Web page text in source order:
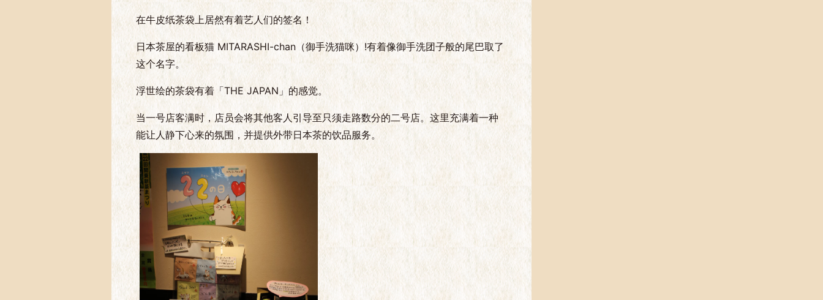
在牛皮纸茶袋上居然有着艺人们的签名！
日本茶屋的看板猫 MITARASHI-chan（御手洗猫咪）!有着像御手洗团子般的尾巴取了
这个名字。
浮世绘的茶袋有着「THE JAPAN」的感觉。
当一号店客满时，店员会将其他客人引导至只须走路数分的二号店。这里充满着一种
能让人静下心来的氛围，并提供外带日本茶的饮品服务。